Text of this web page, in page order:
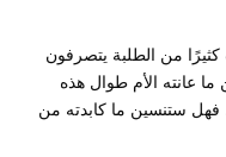
من الطلبة يتصرفون
عانته الأم طوال هذه
ستنسين ما كابدته من